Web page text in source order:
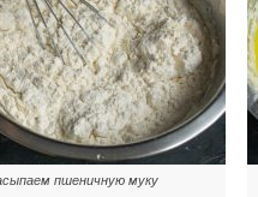
пшеничную муку